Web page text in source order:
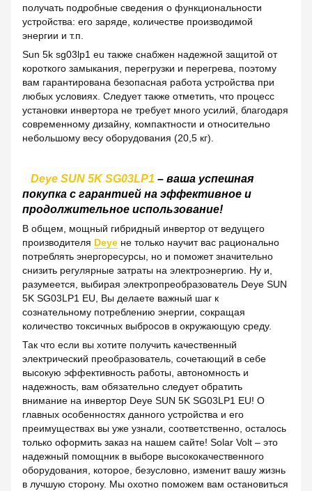
получать подробные сведения о функциональности
устройства: его заряде, количестве производимой
энергии и т.п.
Sun 5k sg03lp1 eu также снабжен надежной защитой от
короткого замыкания, перегрузки и перегрева, поэтому
вам гарантирована безопасная работа устройства при
любых условиях. Следует также отметить, что процесс
установки инвертора не требует много усилий, благодаря
современному дизайну, компактности и относительно
небольшому весу оборудования (20,5 кг).
Deye SUN 5K SG03LP1 – ваша успешная
покупка с гарантией на эффективное и
продолжительное использование!
В общем, мощный гибридный инвертор от ведущего
производителя Deye не только научит вас рационально
потреблять энергоресурсы, но и поможет значительно
снизить регулярные затраты на электроэнергию. Ну и,
разумеется, выбирая электропреобразователь Deye SUN
5K SG03LP1 EU, Вы делаете важный шаг к
сознательному потреблению энергии, сокращая
количество токсичных выбросов в окружающую среду.
Так что если вы хотите получить качественный
электрический преобразователь, сочетающий в себе
высокую эффективность работы, автономность и
надежность, вам обязательно следует обратить
внимание на инвертор Deye SUN 5K SG03LP1 EU! О
главных особенностях данного устройства и его
преимуществах вы уже узнали, соответственно, осталось
только оформить заказ на нашем сайте! Solar Volt – это
надежный помощник в выборе высококачественного
оборудования, которое, безусловно, изменит вашу жизнь
в лучшую сторону. Мы охотно поможем вам остановиться